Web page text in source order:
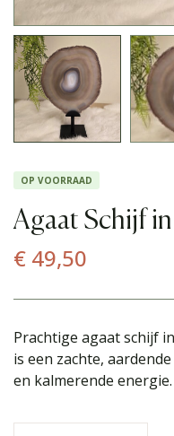
OP VOORRAAD
Agaat Schijf
€ 49,50
Prachtige agaat schijf
is een zachte,
en kalmerende energie.